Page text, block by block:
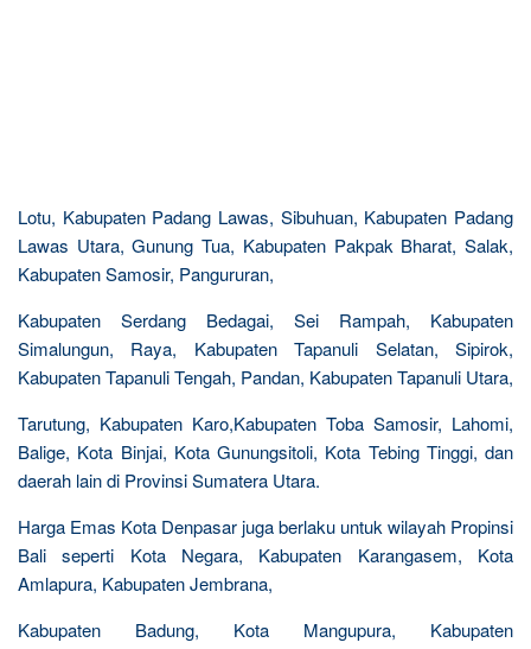
Lotu, Kabupaten Padang Lawas, Sibuhuan, Kabupaten Padang
Lawas Utara, Gunung Tua, Kabupaten Pakpak Bharat, Salak,
Kabupaten Samosir, Pangururan,
Kabupaten Serdang Bedagai, Sei Rampah, Kabupaten
Simalungun, Raya, Kabupaten Tapanuli Selatan, Sipirok,
Kabupaten Tapanuli Tengah, Pandan, Kabupaten Tapanuli Utara,
Tarutung, Kabupaten Karo,Kabupaten Toba Samosir, Lahomi,
Balige, Kota Binjai, Kota Gunungsitoli, Kota Tebing Tinggi, dan
daerah lain di Provinsi Sumatera Utara.
Harga Emas Kota Denpasar juga berlaku untuk wilayah Propinsi
Bali seperti Kota Negara, Kabupaten Karangasem, Kota
Amlapura, Kabupaten Jembrana,
Kabupaten Badung, Kota Mangupura, Kabupaten